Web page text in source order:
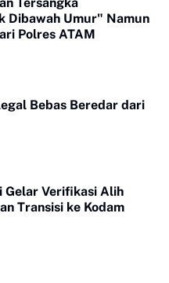
Tersangka
Dibawah Umur" Namun
Polres ATAM
Bebas Beredar dari
Gelar Verifikasi Alih
Transisi ke Kodam